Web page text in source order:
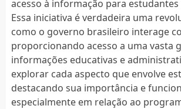
acesso à informação para
Essa iniciativa é verdadeira uma
como o governo brasileiro interage
proporcionando acesso a uma vasta
informações educativas e
explorar cada aspecto que envolve
destacando sua importância e
especialmente em relação ao